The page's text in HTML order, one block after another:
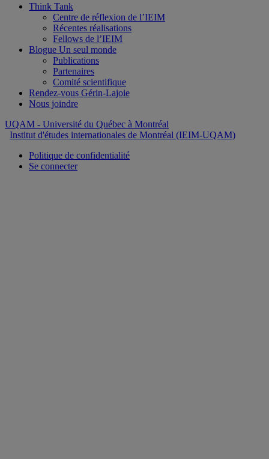
Think Tank
Centre de réflexion de l’IEIM
Récentes réalisations
Fellows de l’IEIM
Blogue Un seul monde
Publications
Partenaires
Comité scientifique
Rendez-vous Gérin-Lajoie
Nous joindre
UQAM - Université du Québec à Montréal
Institut d'études internationales de Montréal (IEIM-UQAM)
Politique de confidentialité
Se connecter